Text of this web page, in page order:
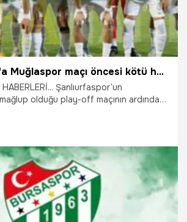
Şanlıurfaspor'a Muğlaspor maçı öncesi kötü haber geldi
Şanlıurfaspor’un
olduğu play-off maçının ardından
da disiplin süreci başlatıldı.